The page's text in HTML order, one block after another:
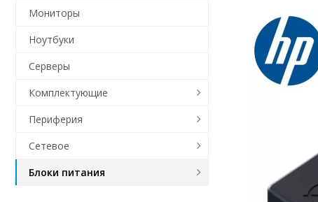
Мониторы
Ноутбуки
Серверы
Комплектующие
Периферия
Сетевое
Блоки питания